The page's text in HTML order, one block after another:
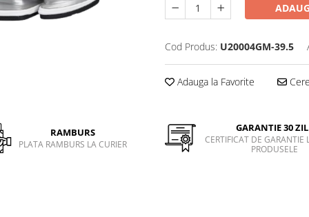
Cod Produs: U20004GM-39.5
Adauga la Favorite
RAMBURS
PLATA RAMBURS LA CURIER
GARANTIE 30
CERTIFICAT DE GARANTIE
PRODUSELE